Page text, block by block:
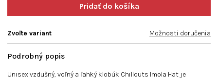
Zvoľte variant Možnosti doručenia
Podrobný popis
Unisex vzdušný, voľný a ľahký klobúk Chillouts Imola Hat je